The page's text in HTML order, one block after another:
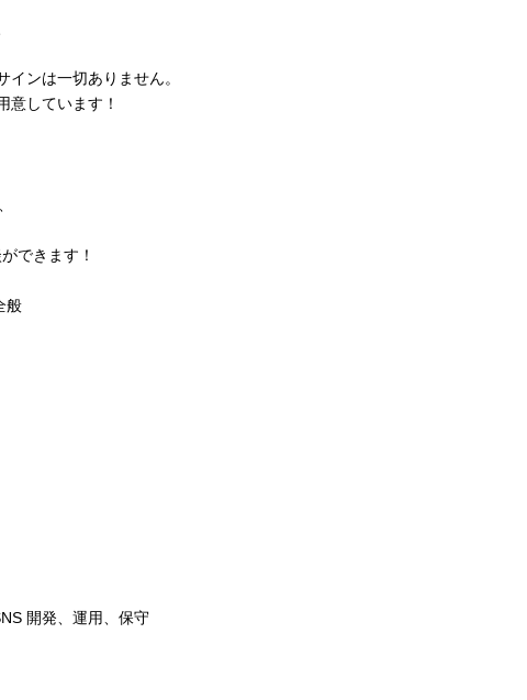
ンは一切ありません。
意しています！
できます！
般
開発、運用、保守